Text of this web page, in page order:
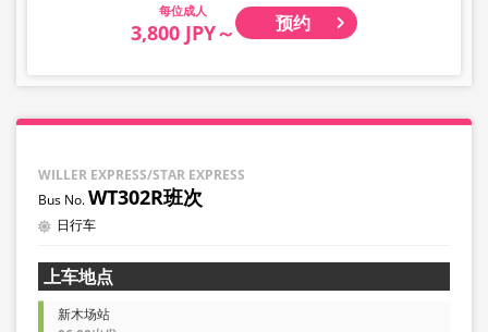
成人
3,800 JPY～ 预约
WILLER EXPRESS/STAR EXPRESS
WT302R班次
日行车
上车地点
新木场站